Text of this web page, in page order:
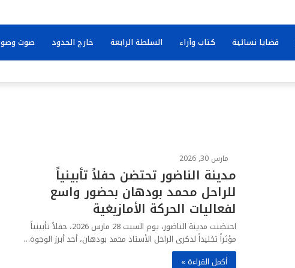
قضايا نسائية كتاب وآراء السلطة الرابعة خارج الحدود صوت
مارس 30, 2026
مدينة الناضور تحتضن حفلاً تأبينياً
للراحل محمد بودهان بحضور واسع
لفعاليات الحركة الأمازيغية
احتضنت مدينة الناضور، يوم السبت 28 مارس 2026، حفلاً تأبينياً
مؤثراً تخليداً لذكرى الراحل الأستاذ محمد بودهان، أحد أبرز الوجوه…
أكمل القراءة »